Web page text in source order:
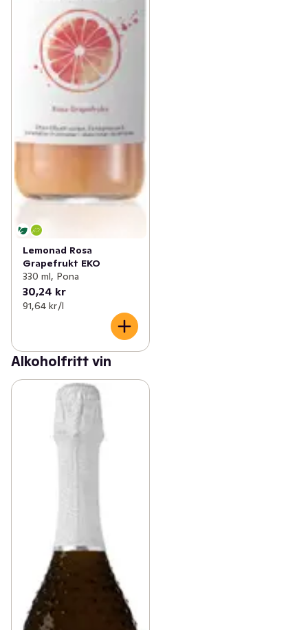
Funktionella drycker (12)
Lemonad Rosa
Grapefrukt EKO
330 ml, Pona
30,24 kr
91,64 kr /l
Alkoholfritt vin